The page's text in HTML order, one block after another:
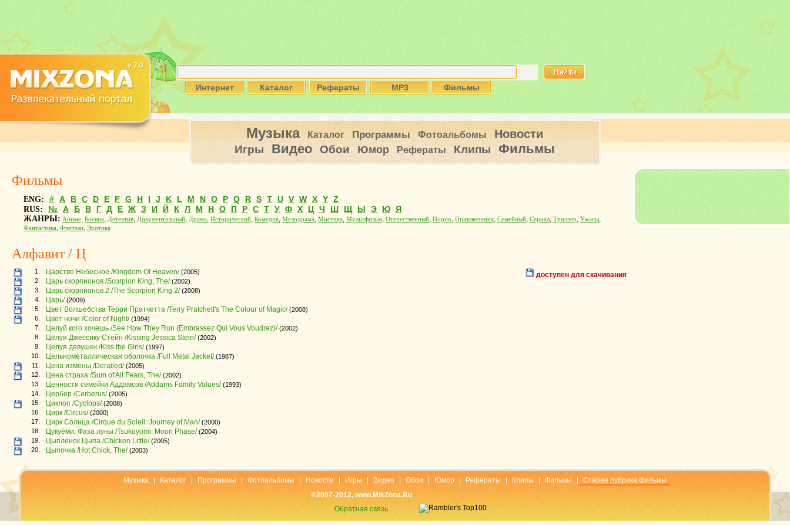
Интернет Каталог Рефераты MP3 Фильмы
Музыка Каталог Программы Фотоальбомы Новости
Игры Видео Обои Юмор Рефераты Клипы Фильмы
Фильмы
ENG: # A B C D E F G H I J K L M N O P Q R S T U V W X Y Z
RUS: № А Б В Г Д Е Ж З И Й К Л М Н О П Р С Т У Ф Х Ц Ч Ш Щ Ы Э Ю Я
ЖАНРЫ: Аниме, Боевик, Детектив, Документальный, Драма, Исторический, Комедия, Мелодрама, Мистика, Мультфильм, Отечественный, Порно, Приключения, Семейный, Сериал, Триллер, Ужасы,
Фантастика, Фэнтэзи, Эротика
Алфавит / Ц
доступен для скачивания
1. Царство Небесное /Kingdom Of Heaven/(2005)
2.
Царь скорпионов /Scorpion King, The/(2002)
3.
Царь скорпионов 2 /The Scorpion King 2/(2008)
4.
Царь/(2009)
5.
Цвет Волшебства Терри Пратчетта /Terry Pratchett's The Colour of Magic/(2008)
6.
Цвет ночи /Color of Night/(1994)
7.
Целуй кого хочешь /See How They Run (Embrassez Qui Vous Voudrez)/(2002)
8.
Целуя Джессику Стейн /Kissing Jessica Stein/(2002)
9.
Целуя девушек /Kiss the Girls/(1997)
10.
Цельнометаллическая оболочка /Full Metal Jacket/(1987)
11.
Цена измены /Derailed/(2005)
12.
Цена страха /Sum of All Fears, The/(2002)
13.
Ценности семейки Аддамсов /Addams Family Values/(1993)
14.
Цербер /Cerberus/(2005)
15.
Циклоп /Cyclops/(2008)
16.
Цирк /Circus/(2000)
17.
Цирк Солнца /Cirque du Soleil: Journey of Man/(2000)
18.
Цукуёми: Фаза луны /Tsukuyomi: Moon Phase/(2004)
19.
Цыпленок Цыпа /Chicken Little/(2005)
20.
Цыпочка /Hot Chick, The/(2003)
Музыка Каталог Программы Фотоальбомы Новости Игры Видео Обои Юмор Рефераты Клипы Фильмы
Старая рубрика фильмы
©2007-2012, www.MixZona.Ru
Обратная связь